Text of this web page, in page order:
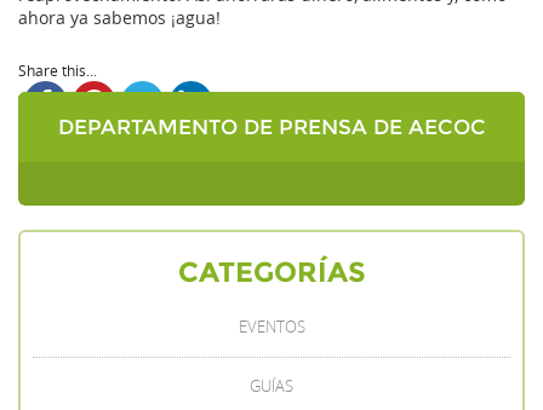
ahora ya sabemos ¡agua!
Share this...
DEPARTAMENTO DE PRENSA DE AECOC
CATEGORÍAS
EVENTOS
GUÍAS